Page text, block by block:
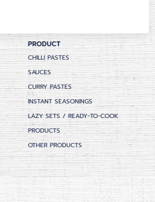
PRODUCT
CHILLI PASTES
SAUCES
CURRY PASTES
INSTANT SEASONINGS
LAZY SETS / READY-TO-COOK
PRODUCTS
OTHER PRODUCTS